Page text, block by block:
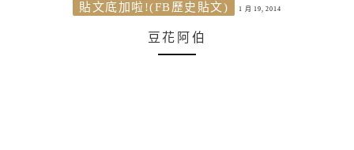
貼文底加啦!(FB歷史貼文) 1 月 19, 2014
豆花阿伯